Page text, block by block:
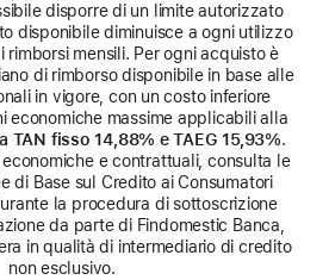
disporre di un limite autorizzato
disponibile diminuisce a ogni utilizzo
rimborsi mensili. Per ogni acquisto è
di rimborso disponibile in base alle
in vigore, con un costo inferiore
economiche massime applicabili alla
TAN fisso 14,88% e TAEG 15,93%.
e contrattuali, consulta le
di Base sul Credito ai Consumatori
la procedura di sottoscrizione
da parte di Findomestic Banca,
in qualità di intermediario di credito
non esclusivo.